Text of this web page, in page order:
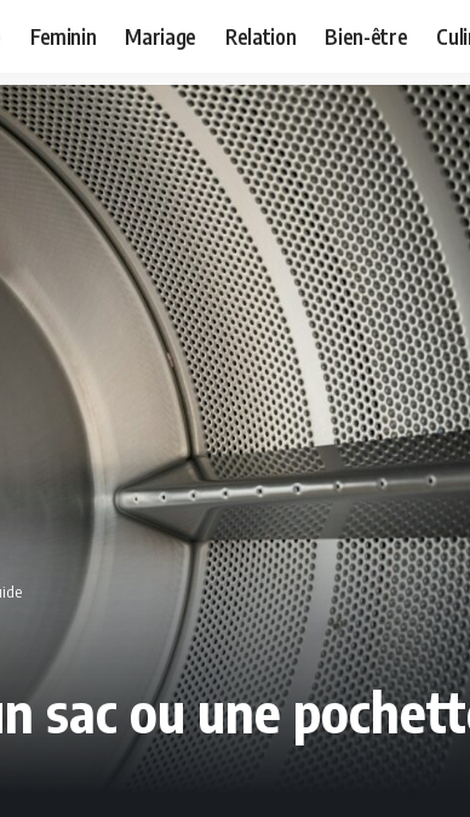
Feminin Mariage Relation Bien-être
sac ou une